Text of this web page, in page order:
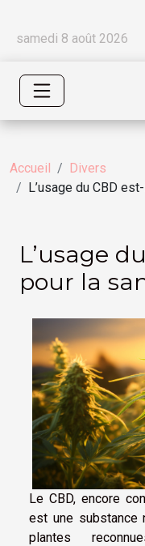
samedi 8 août 2026
Accueil
Divers
L’usage du CBD
L’usage
pour la
Le CBD, encore
est une substance
plantes